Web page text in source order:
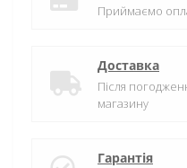
Приймаємо
Доставка
Після
магазину
Гарантія